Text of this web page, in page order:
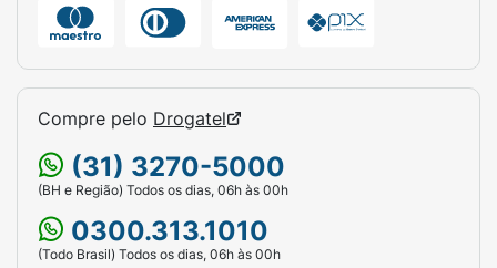
Compre pelo Drogatel
(31) 3270-5000
(BH e Região) Todos os dias, 06h às 00h
0300.313.1010
(Todo Brasil) Todos os dias, 06h às 00h